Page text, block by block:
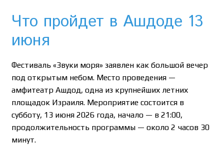
Что пройдет в Ашдоде 13
июня
Фестиваль «Звуки моря» заявлен как большой вечер
под открытым небом. Место проведения —
амфитеатр Ашдод, одна из крупнейших летних
площадок Израиля. Мероприятие состоится в
субботу, 13 июня 2026 года, начало — в 21:00,
продолжительность программы — около 2 часов 30
минут.